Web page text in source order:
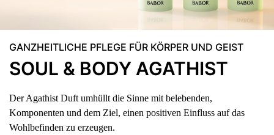
GANZHEITLICHE PFLEGE FÜR KÖRPER UND GEIST
SOUL & BODY AGATHIST
Der Agathist Duft umhüllt die Sinne mit belebenden,
Komponenten und dem Ziel, einen positiven Einfluss auf das
Wohlbefinden zu erzeugen.